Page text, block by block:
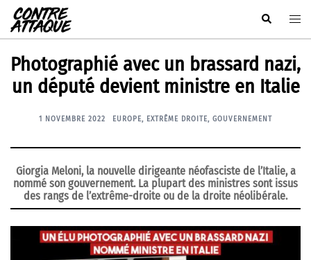
Aller
au
contenu
Rechercher
Photographié avec un brassard nazi,
un député devient ministre en Italie
1 NOVEMBRE 2022 EUROPE, EXTRÊME DROITE, GOUVERNEMENT
Giorgia Meloni, la nouvelle dirigeante néofasciste de l’Italie, a
nommé son gouvernement. La plupart des ministres sont issus
des rangs de l’extrême-droite ou de la droite néolibérale.